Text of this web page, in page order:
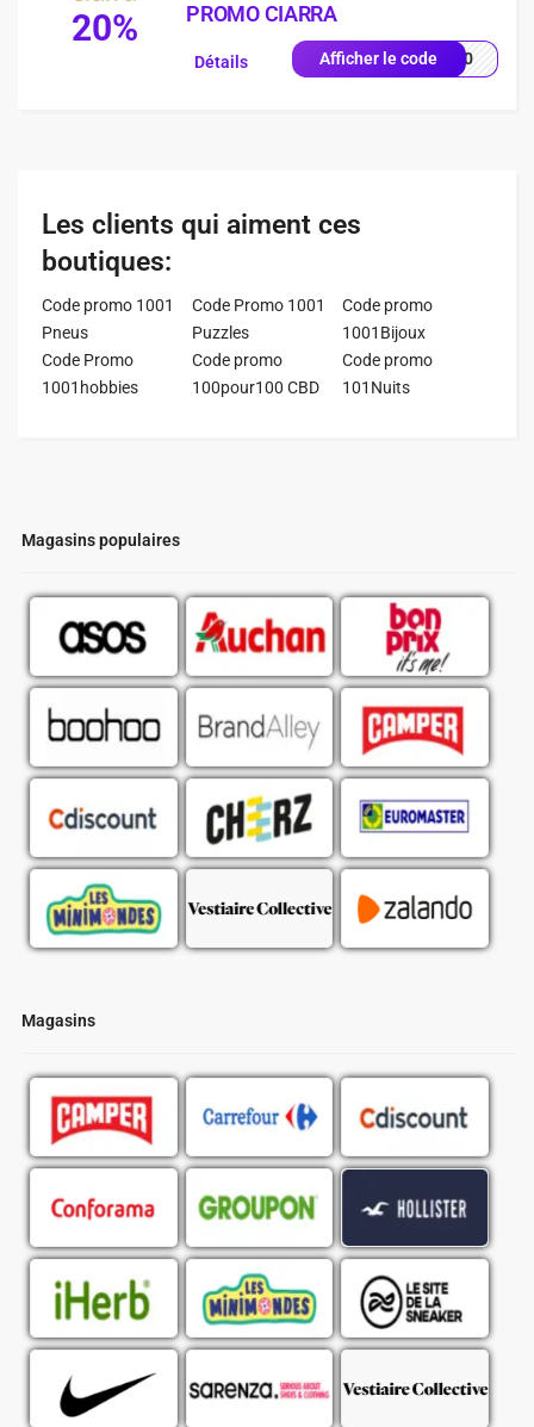
Magasins populaires
Magasins
20%
PROMO CIARRA
Afficher le codeFD20
Détails
Les clients qui aiment ces
boutiques:
Code promo 1001
Pneus
Code Promo 1001
Puzzles
Code promo
1001Bijoux
Code Promo
1001hobbies
Code promo
100pour100 CBD
Code promo
101Nuits